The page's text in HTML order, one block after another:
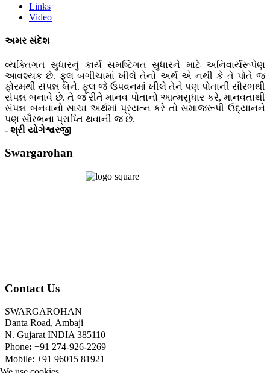
Links
Video
અમર સંદેશ
વ્યક્તિગત સુધારનું કાર્ય સમષ્ટિગત સુધારને માટે અનિવાર્યરૂપેણ
આવશ્યક છે. ફૂલ બગીચામાં ખીલે તેનો અર્થ એ નથી કે તે પોતે જ
ફોરમથી સંપન્ન બને. ફૂલ જે ઉપવનમાં ખીલે તેને પણ પોતાની સૌરભથી
સંપન્ન બનાવે છે. તે જ રીતે માનવ પોતાનો આત્મસુધાર કરે, માનવતાથી
સંપન્ન બનવાનો સાચા અર્થમાં પ્રયત્ન કરે તો સમાજરૂપી ઉદ્યાનને
પણ સૌરભના પ્રાપ્તિ થવાની જ છે.
- શ્રી યોગેશ્વરજી
Swargarohan
Contact Us
SWARGAROHAN
Danta Road, Ambaji
N. Gujarat INDIA 385110
Phone: +91 274-926-2269
Mobile: +91 96015 81921